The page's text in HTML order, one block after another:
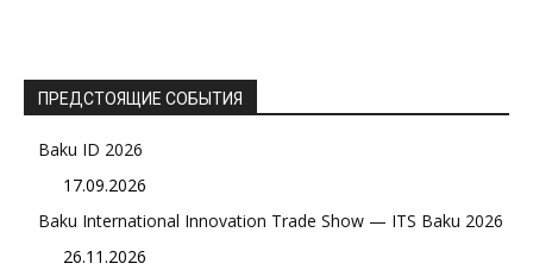
ПРЕДСТОЯЩИЕ СОБЫТИЯ
Baku ID 2026
17.09.2026
Baku International Innovation Trade Show — ITS Baku 2026
26.11.2026